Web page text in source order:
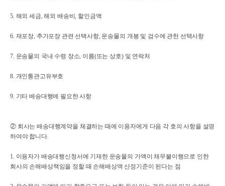
5. 해외 세금, 해외 배송비, 할인금액
6. 재포장, 추가포장 관련 선택사항, 운송물의 개봉 및 검수에 관한 선택사항
7. 운송물의 국내 수령 장소, 이름(또는 상호) 및 연락처
8. 개인통관고유부호
9. 기타 배송대행에 필요한 사항
② 회사는 배송대행계약을 체결하는 때에 이용자에게 다음 각 호의 사항을 설명
하여야 합니다.
1. 이용자가 배송대행신청서에 기재한 운송물의 가액이 채무불이행으로 인한
회사의 손해배상책임을 정할 때 손해배상액 산정기준이 된다는 점